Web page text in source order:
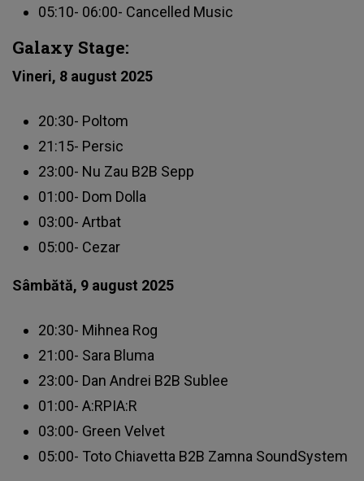
05:10- 06:00- Cancelled Music
Galaxy Stage:
Vineri, 8 august 2025
20:30- Poltom
21:15- Persic
23:00- Nu Zau B2B Sepp
01:00- Dom Dolla
03:00- Artbat
05:00- Cezar
Sâmbătă, 9 august 2025
20:30- Mihnea Rog
21:00- Sara Bluma
23:00- Dan Andrei B2B Sublee
01:00- A:RPIA:R
03:00- Green Velvet
05:00- Toto Chiavetta B2B Zamna SoundSystem